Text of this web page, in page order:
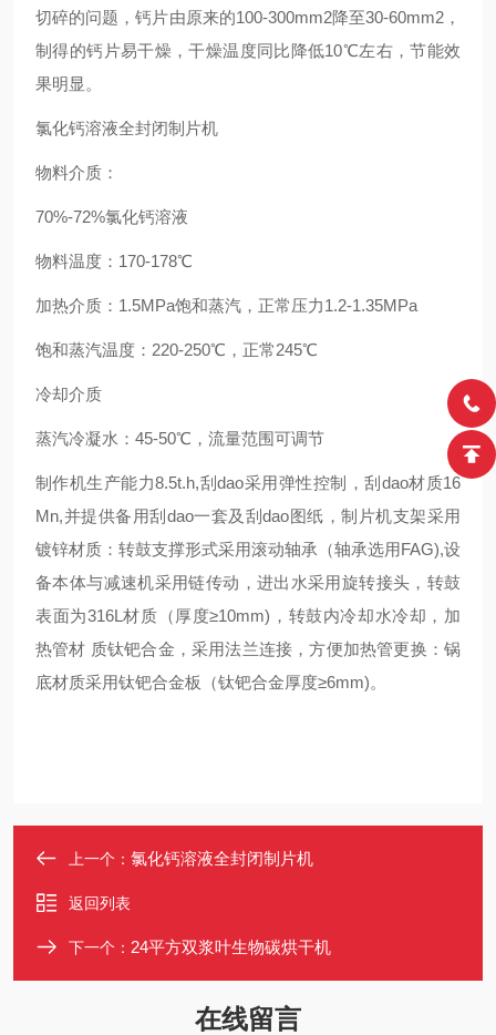
切碎的问题，钙片由原来的100-300mm2降至30-60mm2，
制得的钙片易干燥，干燥温度同比降低10℃左右，节能效
果明显。
氯化钙溶液全封闭制片机
物料介质：
70%-72%氯化钙溶液
物料温度：170-178℃
加热介质：1.5MPa饱和蒸汽，正常压力1.2-1.35MPa
饱和蒸汽温度：220-250℃，正常245℃
冷却介质
蒸汽冷凝水：45-50℃，流量范围可调节
制作机生产能力8.5t.h,刮dao采用弹性控制，刮dao材质16
Mn,并提供备用刮dao一套及刮dao图纸，制片机支架采用
镀锌材质：转鼓支撑形式采用滚动轴承（轴承选用FAG),设
备本体与减速机采用链传动，进出水采用旋转接头，转鼓
表面为316L材质（厚度≥10mm)，转鼓内冷却水冷却，加
热管材 质钛钯合金，采用法兰连接，方便加热管更换：锅
底材质采用钛钯合金板（钛钯合金厚度≥6mm)。
上一个： 氯化钙溶液全封闭制片机
返回列表
下一个： 24平方双浆叶生物碳烘干机
在线留言